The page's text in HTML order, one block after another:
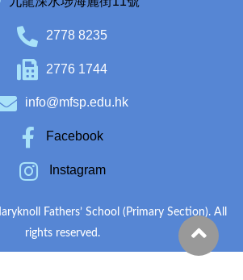
2778 8235
2776 1744
info@mfsp.edu.hk
Facebook
Instagram
Fathers’ School (Primary Section). All
rights reserved.